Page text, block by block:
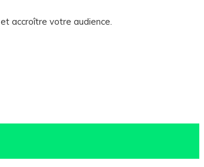
accroître votre audience.